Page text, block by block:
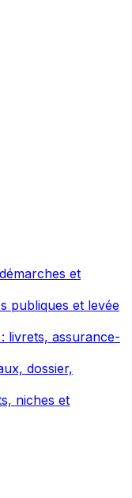
et
publiques et levée
livrets, assurance-
dossier,
niches et